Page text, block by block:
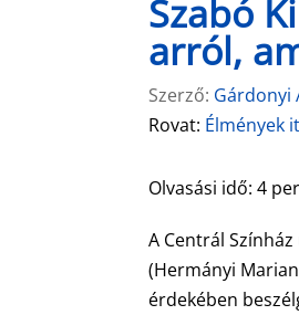
Szabó
arról,
Szerző: Gárdonyi
Rovat: Élmények
Olvasási idő:4
A Centrál
(Hermányi
érdekében